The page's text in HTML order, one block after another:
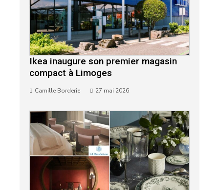
Ikea inaugure son premier magasin
compact à Limoges
Camille Borderie 27 mai 2026